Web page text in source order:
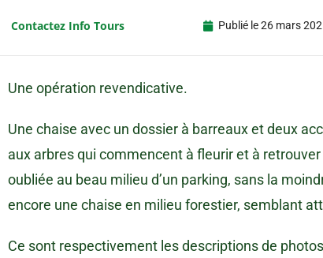
Contactez Info Tours Publié le26 mars
Une opération revendicative.
Une chaise avec un dossier à barreaux et deux
aux arbres qui commencent à fleurir et à
oubliée au beau milieu d’un parking, sans la
encore une chaise en milieu forestier, semblant
Ce sont respectivement les descriptions de